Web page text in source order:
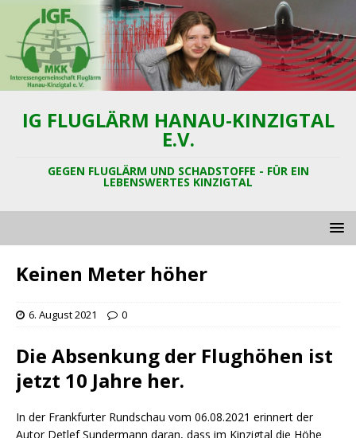
IG FLUGLÄRM HANAU-KINZIGTAL
E.V.
GEGEN FLUGLÄRM UND SCHADSTOFFE - FÜR EIN
LEBENSWERTES KINZIGTAL
Keinen Meter höher
6. August 2021 0
Die Absenkung der Flughöhen ist
jetzt 10 Jahre her.
In der Frankfurter Rundschau vom 06.08.2021 erinnert der
Autor Detlef Sundermann daran, dass im Kinzigtal die Höhe